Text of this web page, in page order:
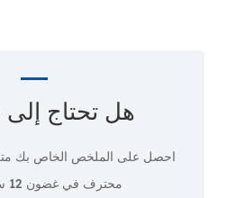
هل تحتاج إلى
احصل على الملخص الخاص بك
محترف في غضون 12 ساعة فقط.